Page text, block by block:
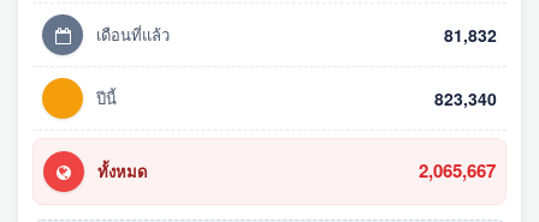
เดือนที่แล้ว 81,832
ปีนี้ 823,340
ทั้งหมด 2,065,667